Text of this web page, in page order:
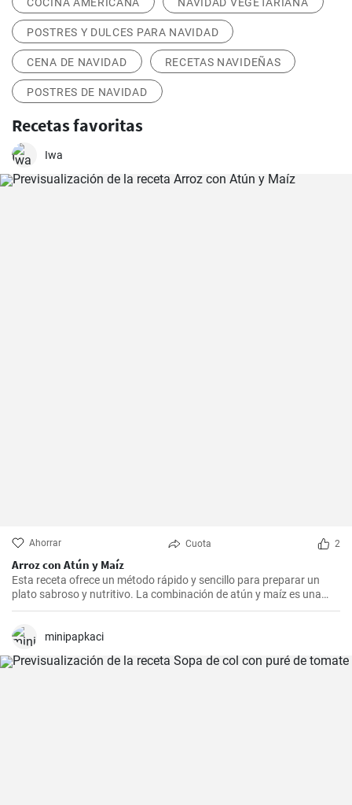
POSTRES Y DULCES PARA NAVIDAD
CENA DE NAVIDAD RECETAS NAVIDEÑAS
POSTRES DE NAVIDAD
Recetas favoritas
Iwa
Ahorrar Cuota 2
Arroz con Atún y Maíz
Esta receta ofrece un método rápido y sencillo para preparar un
plato sabroso y nutritivo. La combinación de atún y maíz es una
excelente manera de agregar algo de proteína y color a nuestra
minipapkaci